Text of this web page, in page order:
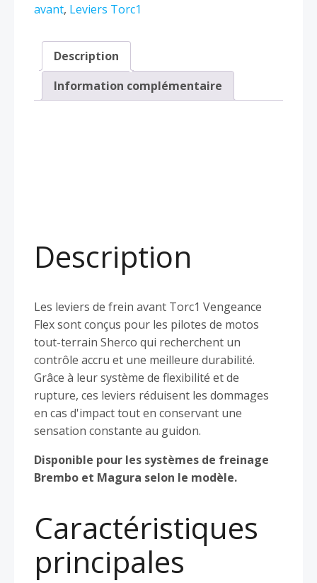
avant, Leviers Torc1
Description
Information complémentaire
Description
Les leviers de frein avant Torc1 Vengeance
Flex sont conçus pour les pilotes de motos
tout-terrain Sherco qui recherchent un
contrôle accru et une meilleure durabilité.
Grâce à leur système de flexibilité et de
rupture, ces leviers réduisent les dommages
en cas d'impact tout en conservant une
sensation constante au guidon.
Disponible pour les systèmes de freinage
Brembo et Magura selon le modèle.
Caractéristiques
principales